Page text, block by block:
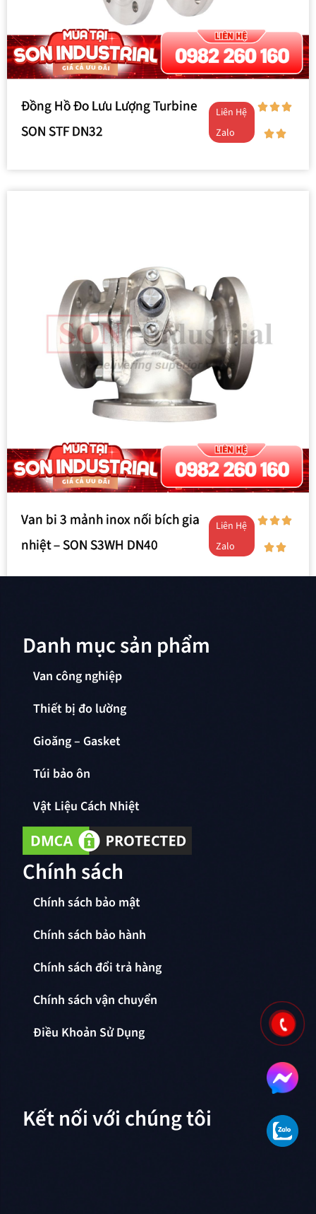
Đồng Hồ Đo Lưu Lượng Turbine
SON STF DN32
Liên Hệ
Zalo
Van bi 3 mảnh inox nối bích gia
nhiệt – SON S3WH DN40
Liên Hệ
Zalo
Danh mục sản phẩm
Van công nghiệp
Thiết bị đo lường
Gioăng – Gasket
Túi bảo ôn
Vật Liệu Cách Nhiệt
Chính sách
Chính sách bảo mật
Chính sách bảo hành
Chính sách đổi trả hàng
Chính sách vận chuyển
Điều Khoản Sử Dụng
Kết nối với chúng tôi